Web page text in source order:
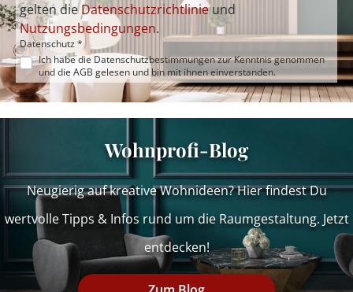
gelten dieDatenschutzrichtlinieund
Nutzungsbedingungen.
Datenschutz *
Ich habe die Datenschutzbestimmungenzur Kenntnis genommen
und die AGB gelesen und bin mit ihnen einverstanden.
Wohnprofi-Blog
Neugierig auf kreative Wohnideen? Hier findest Du
wertvolle Tipps & Infos rund um die Raumgestaltung. Jetzt
entdecken!